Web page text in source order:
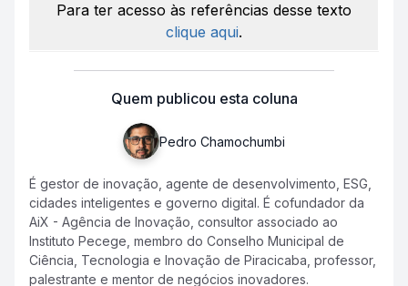
Para ter acesso às referências desse texto
clique aqui.
Quem publicou esta coluna
Pedro Chamochumbi
É gestor de inovação, agente de desenvolvimento, ESG,
cidades inteligentes e governo digital. É cofundador da
AiX - Agência de Inovação, consultor associado ao
Instituto Pecege, membro do Conselho Municipal de
Ciência, Tecnologia e Inovação de Piracicaba, professor,
palestrante e mentor de negócios inovadores.